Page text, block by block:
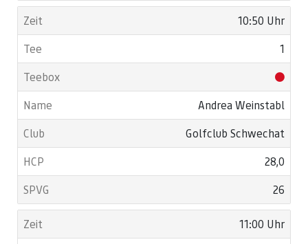
10:50 Uhr
1
Andrea Weinstabl
Golfclub Schwechat
28,0
26
11:00 Uhr